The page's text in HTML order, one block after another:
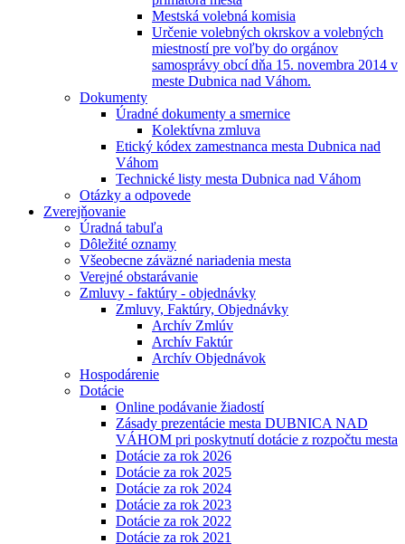
Mestská volebná komisia
Určenie volebných okrskov a volebných
miestností pre voľby do orgánov
samosprávy obcí dňa 15. novembra 2014 v
meste Dubnica nad Váhom.
Dokumenty
Úradné dokumenty a smernice
Kolektívna zmluva
Etický kódex zamestnanca mesta Dubnica nad
Váhom
Technické listy mesta Dubnica nad Váhom
Otázky a odpovede
Zverejňovanie
Úradná tabuľa
Dôležité oznamy
Všeobecne záväzné nariadenia mesta
Verejné obstarávanie
Zmluvy - faktúry - objednávky
Zmluvy, Faktúry, Objednávky
Archív Zmlúv
Archív Faktúr
Archív Objednávok
Hospodárenie
Dotácie
Online podávanie žiadostí
Zásady prezentácie mesta DUBNICA NAD
VÁHOM pri poskytnutí dotácie z rozpočtu mesta
Dotácie za rok 2026
Dotácie za rok 2025
Dotácie za rok 2024
Dotácie za rok 2023
Dotácie za rok 2022
Dotácie za rok 2021